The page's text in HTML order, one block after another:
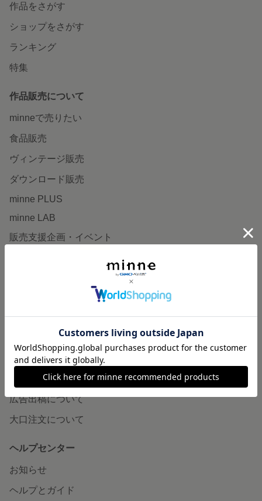
作品をさがす
ショップをさがす
ランキング
特集
作品販売について
minneで売りたい
食品販売
ヴィンテージ販売
ダウンロード販売
minne PLUS
minne LAB
販売支援企画・イベント
minneとものづくりと
minneの本
企業の方へ
広告出稿について
大口注文について
ヘルプセンター
お知らせ
ヘルプとガイド